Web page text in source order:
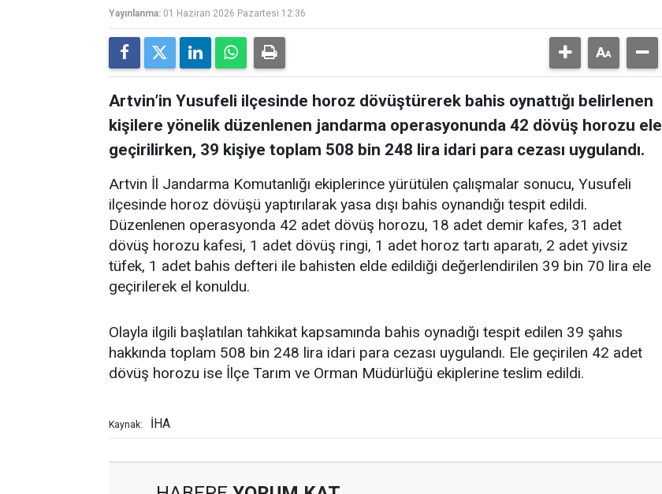
Yayınlanma: 01 Haziran 2026 Pazartesi 12:36
Artvin’in Yusufeli ilçesinde horoz dövüştürerek bahis oynattığı belirlenen
kişilere yönelik düzenlenen jandarma operasyonunda 42 dövüş horozu ele
geçirilirken, 39 kişiye toplam 508 bin 248 lira idari para cezası uygulandı.
Artvin İl Jandarma Komutanlığı ekiplerince yürütülen çalışmalar sonucu, Yusufeli
ilçesinde horoz dövüşü yaptırılarak yasa dışı bahis oynandığı tespit edildi.
Düzenlenen operasyonda 42 adet dövüş horozu, 18 adet demir kafes, 31 adet
dövüş horozu kafesi, 1 adet dövüş ringi, 1 adet horoz tartı aparatı, 2 adet yivsiz
tüfek, 1 adet bahis defteri ile bahisten elde edildiği değerlendirilen 39 bin 70 lira ele
geçirilerek el konuldu.
Olayla ilgili başlatılan tahkikat kapsamında bahis oynadığı tespit edilen 39 şahıs
hakkında toplam 508 bin 248 lira idari para cezası uygulandı. Ele geçirilen 42 adet
dövüş horozu ise İlçe Tarım ve Orman Müdürlüğü ekiplerine teslim edildi.
Kaynak: İHA